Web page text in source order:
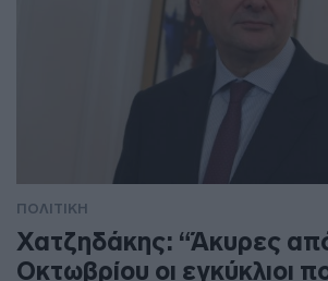
ΠΟΛΙΤΙΚΗ
Χατζηδάκης: “Άκυρες
Οκτωβρίου οι εγκύκλιοι